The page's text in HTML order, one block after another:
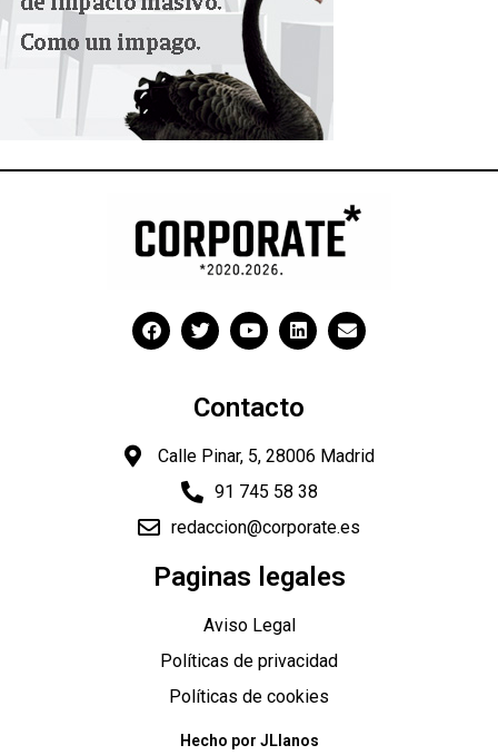
Contacto
Calle Pinar, 5, 28006 Madrid
91 745 58 38
redaccion@corporate.es
Paginas legales
Aviso Legal
Políticas de privacidad
Políticas de cookies
Hecho por JLlanos